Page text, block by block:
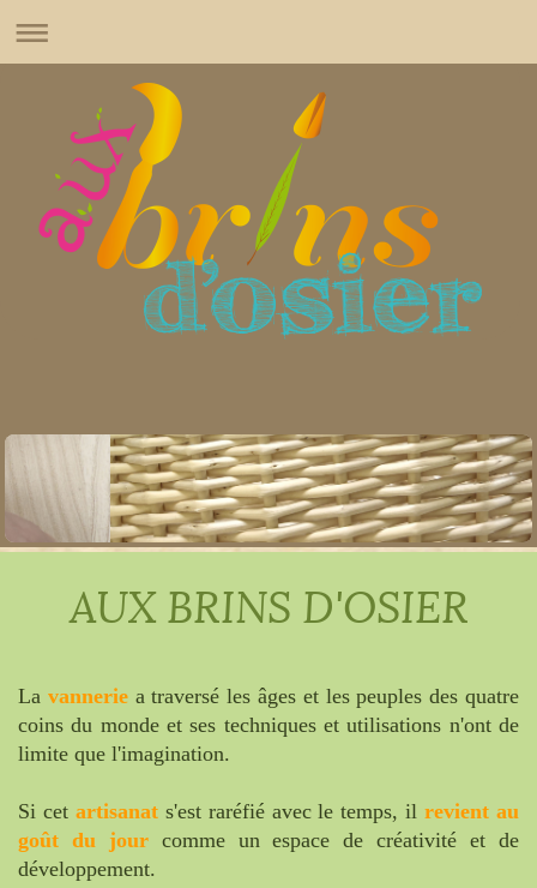
AUX BRINS D'OSIER
La vanneriea traversé les âges et les peuples des quatre
coins du monde et ses techniques et utilisations n'ont de
limite que l'imagination.
Si cet artisanats'est raréfié avec le temps, ilrevient au
goût du jourcomme un espace de créativité et de
développement.